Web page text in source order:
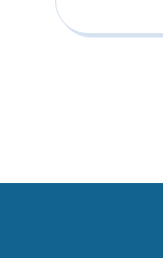
は、成